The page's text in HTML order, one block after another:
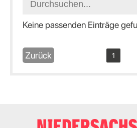
Keine passenden Einträge
Zurück 1